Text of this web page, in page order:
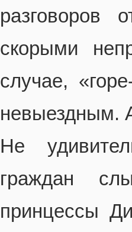
разговоров
скорыми
случае,
невыездным.
Не
граждан
принцессы